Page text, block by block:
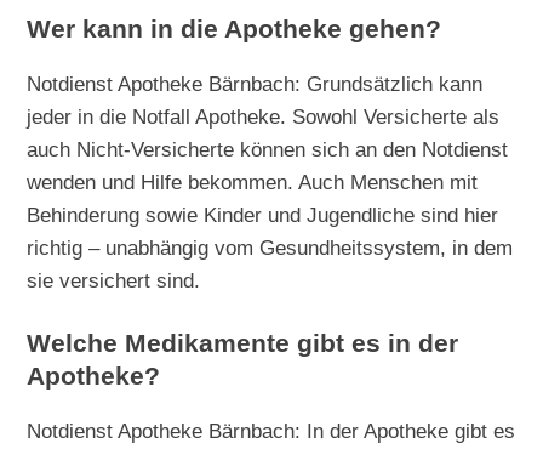
Wer kann in die Apotheke gehen?
Notdienst Apotheke Bärnbach: Grundsätzlich kann
jeder in die Notfall Apotheke. Sowohl Versicherte als
auch Nicht-Versicherte können sich an den Notdienst
wenden und Hilfe bekommen. Auch Menschen mit
Behinderung sowie Kinder und Jugendliche sind hier
richtig – unabhängig vom Gesundheitssystem, in dem
sie versichert sind.
Welche Medikamente gibt es in der
Apotheke?
Notdienst Apotheke Bärnbach: In der Apotheke gibt es